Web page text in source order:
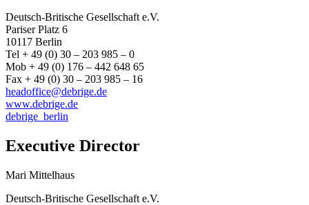
Deutsch-Britische Gesellschaft e.V.
Pariser Platz 6
10117 Berlin
Tel + 49 (0) 30 – 203 985 – 0
Mob + 49 (0) 176 – 442 648 65
Fax + 49 (0) 30 – 203 985 – 16
headoffice@debrige.de
www.debrige.de
debrige_berlin
Executive Director
Mari Mittelhaus
Deutsch-Britische Gesellschaft e.V.